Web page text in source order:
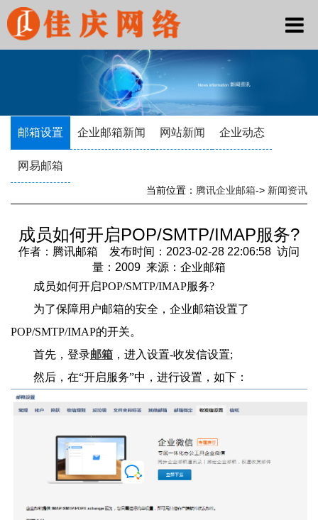
邮箱设置 企业邮箱新闻 网站新闻 企业动态
网易邮箱
当前位置： 腾讯企业邮箱-> 新闻资讯
成员如何开启POP/SMTP/IMAP服务?
作者：腾讯邮箱 发布时间：2023-02-28 22:06:58 访问
量：2009 来源：企业邮箱
成员如何开启POP/SMTP/IMAP服务?
为了保障用户邮箱的安全，企业邮箱设置了
POP/SMTP/IMAP的开关。
首先，登录邮箱 ，进入设置-收发信设置;
然后，在“开启服务”中，进行设置，如下：